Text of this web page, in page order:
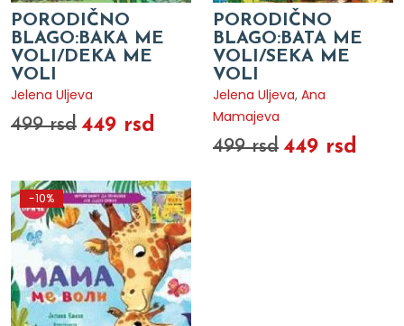
PORODIČNO
BLAGO:BAKA ME
VOLI/DEKA ME
VOLI
Jelena Uljeva
499 rsd 449 rsd
PORODIČNO
BLAGO:BATA ME
VOLI/SEKA ME
VOLI
Jelena Uljeva, Ana
Mamajeva
499 rsd 449 rsd
-10%